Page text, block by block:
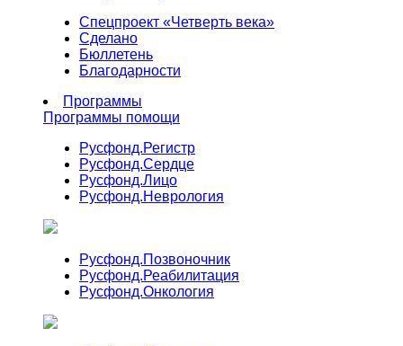
Спецпроект «Четверть века»
Сделано
Бюллетень
Благодарности
Программы
Программы помощи
Русфонд.Регистр
Русфонд.Сердце
Русфонд.Лицо
Русфонд.Неврология
Русфонд.Позвоночник
Русфонд.Реабилитация
Русфонд.Онкология